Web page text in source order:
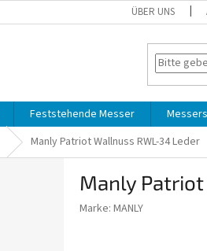
ÜBER UNS
Feststehende Messer
Manly Patriot Wallnuss RWL-34 Leder
Manly
Marke: MANLY